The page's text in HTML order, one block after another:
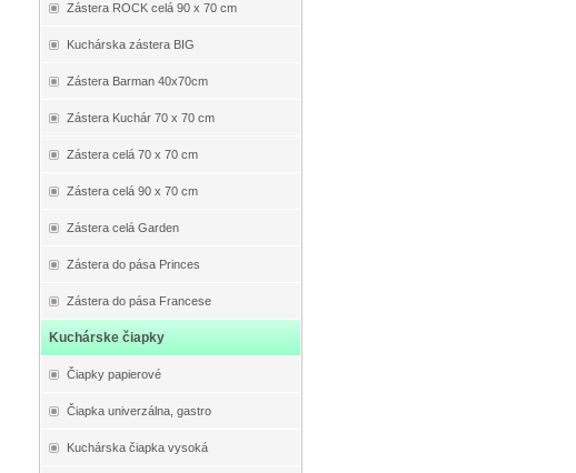
Zástera ROCK celá 90 x 70 cm
Kuchárska zástera BIG
Zástera Barman 40x70cm
Zástera Kuchár 70 x 70 cm
Zástera celá 70 x 70 cm
Zástera celá 90 x 70 cm
Zástera celá Garden
Zástera do pása Princes
Zástera do pása Francese
Kuchárske čiapky
Čiapky papierové
Čiapka univerzálna, gastro
Kuchárska čiapka vysoká